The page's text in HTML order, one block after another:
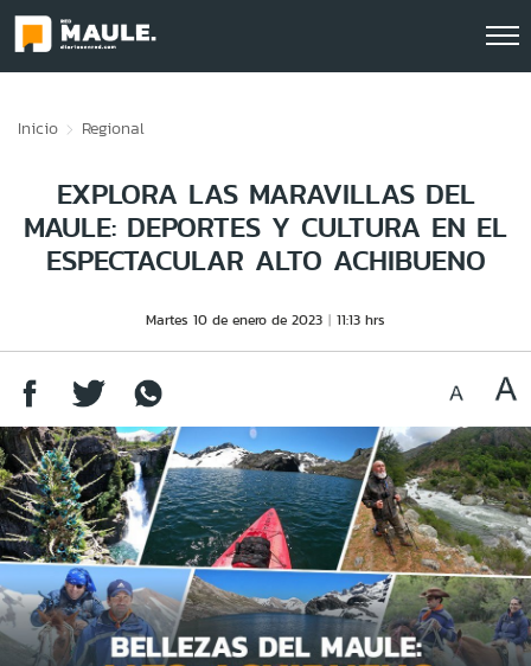
Inicio Regional
EXPLORA LAS MARAVILLAS DEL
MAULE: DEPORTES Y CULTURA EN EL
ESPECTACULAR ALTO ACHIBUENO
Martes 10 de enero de 2023 11:13 hrs